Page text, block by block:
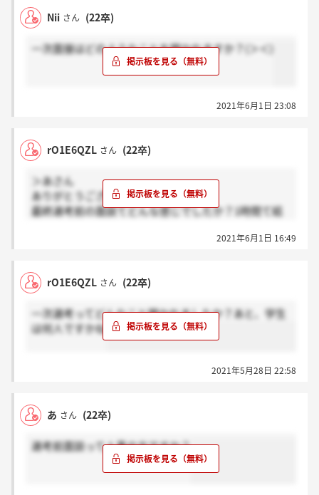
Nii さん (22卒)
一次面接はどのようなことを聞かれますか？(＞＜)
2021年6月1日 23:08
rO1E6QZL さん (22卒)
＞あさん
ありがとうございます！
最終選考前の面談てどんな感じでしたか？1時間て結
2021年6月1日 16:49
rO1E6QZL さん (22卒)
一次選考ってどんなこと聞かれましたか？あと、学生
は何人ですかね
2021年5月28日 22:58
あ さん (22卒)
選考前面談って人事の方ですか？